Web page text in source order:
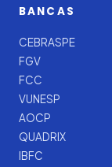
BANCAS
CEBRASPE
FGV
FCC
VUNESP
AOCP
QUADRIX
IBFC